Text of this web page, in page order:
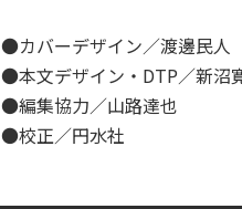
●カバーデザイン／渡邊民人（
●本文デザイン・DTP／新沼寛
●編集協力／山路達也
●校正／円水社